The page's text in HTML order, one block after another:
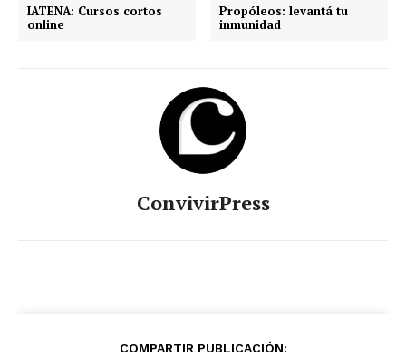
IATENA: Cursos cortos
online
Propóleos: levantá tu
inmunidad
ConvivirPress
COMPARTIR PUBLICACIÓN: